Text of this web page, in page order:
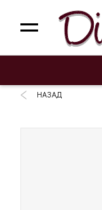
НАЗАД